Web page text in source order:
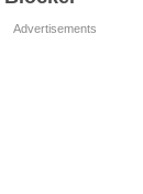
Advertisements